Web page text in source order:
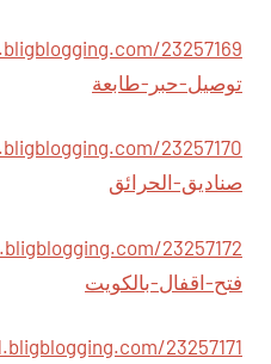
توصيل-حبر-طابعة
صناديق-الحرائق
فتح-اقفال-بالكويت